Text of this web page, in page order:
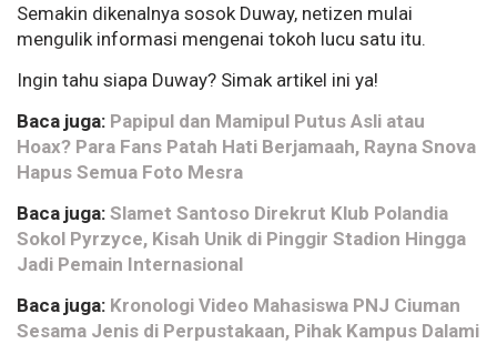
Semakin dikenalnya sosok Duway, netizen mulai
mengulik informasi mengenai tokoh lucu satu itu.
Ingin tahu siapa Duway? Simak artikel ini ya!
Baca juga: Papipul dan Mamipul Putus Asli atau
Hoax? Para Fans Patah Hati Berjamaah, Rayna Snova
Hapus Semua Foto Mesra
Baca juga: Slamet Santoso Direkrut Klub Polandia
Sokol Pyrzyce, Kisah Unik di Pinggir Stadion Hingga
Jadi Pemain Internasional
Baca juga: Kronologi Video Mahasiswa PNJ Ciuman
Sesama Jenis di Perpustakaan, Pihak Kampus Dalami